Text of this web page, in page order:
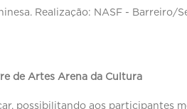
Realização: NASF - Barreiro/
de Artes Arena da Cultura
possibilitando aos participantes